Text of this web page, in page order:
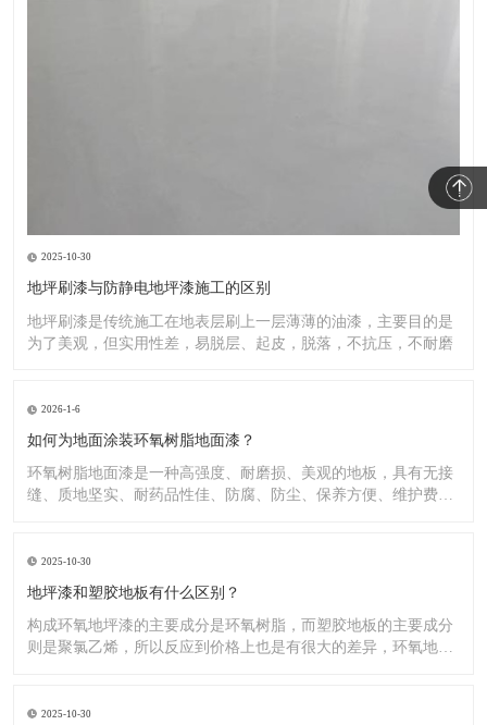
2025-10-30
地坪刷漆与防静电地坪漆施工的区别
地坪刷漆是传统施工在地表层刷上一层薄薄的油漆，主要目的是
为了美观，但实用性差，易脱层、起皮，脱落，不抗压，不耐磨
2026-1-6
如何为地面涂装环氧树脂地面漆？
环氧树脂地面漆是一种高强度、耐磨损、美观的地板，具有无接
缝、质地坚实、耐药品性佳、防腐、防尘、保养方便、维护费用
2025-10-30
地坪漆和塑胶地板有什么区别？
构成环氧地坪漆的主要成分是环氧树脂，而塑胶地板的主要成分
则是聚氯乙烯，所以反应到价格上也是有很大的差异，环氧地坪
2025-10-30